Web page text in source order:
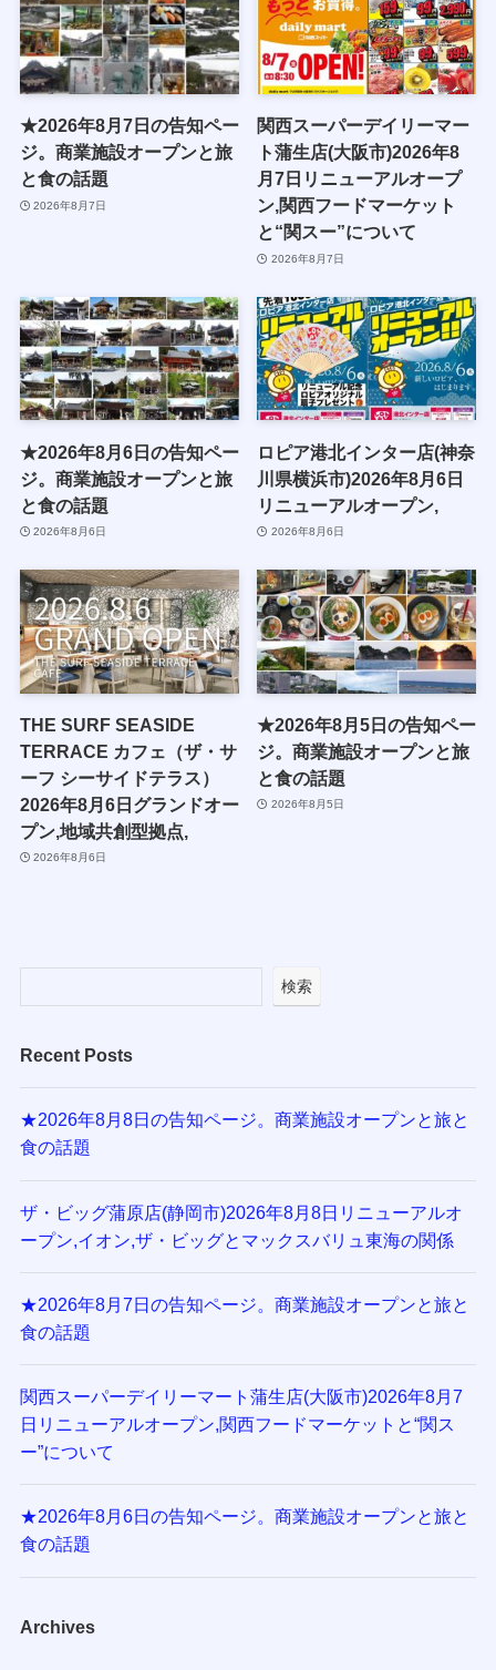
★2026年8月7日の告知ペー
ジ。商業施設オープンと旅
と食の話題
2026年8月7日
関西スーパーデイリーマー
ト蒲生店(大阪市)2026年8
月7日リニューアルオープ
ン,関西フードマーケット
と“関スー”について
2026年8月7日
★2026年8月6日の告知ペー
ジ。商業施設オープンと旅
と食の話題
2026年8月6日
ロピア港北インター店(神奈
川県横浜市)2026年8月6日
リニューアルオープン,
2026年8月6日
THE SURF SEASIDE
TERRACE カフェ（ザ・サ
ーフ シーサイドテラス）
2026年8月6日グランドオー
プン,地域共創型拠点,
2026年8月6日
★2026年8月5日の告知ペー
ジ。商業施設オープンと旅
と食の話題
2026年8月5日
検索
Recent Posts
★2026年8月8日の告知ページ。商業施設オープンと旅と
食の話題
ザ・ビッグ蒲原店(静岡市)2026年8月8日リニューアルオ
ープン,イオン,ザ・ビッグとマックスバリュ東海の関係
★2026年8月7日の告知ページ。商業施設オープンと旅と
食の話題
関西スーパーデイリーマート蒲生店(大阪市)2026年8月7
日リニューアルオープン,関西フードマーケットと“関ス
ー”について
★2026年8月6日の告知ページ。商業施設オープンと旅と
食の話題
Archives